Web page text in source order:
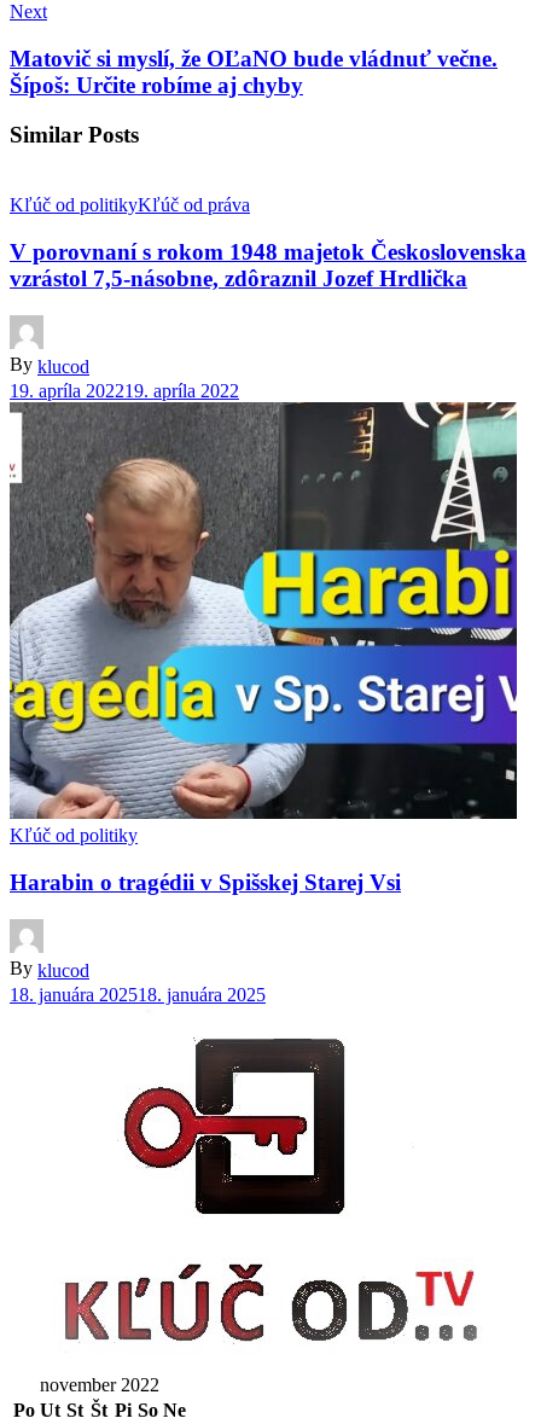
Next
Matovič si myslí, že OĽaNO bude vládnuť večne.
Šípoš: Určite robíme aj chyby
Similar Posts
Kľúč od politikyKľúč od práva
V porovnaní s rokom 1948 majetok Československa
vzrástol 7,5-násobne, zdôraznil Jozef Hrdlička
By klucod
19. apríla 202219. apríla 2022
Kľúč od politiky
Harabin o tragédii v Spišskej Starej Vsi
By klucod
18. januára 202518. januára 2025
november 2022
Po Ut St Št Pi So Ne